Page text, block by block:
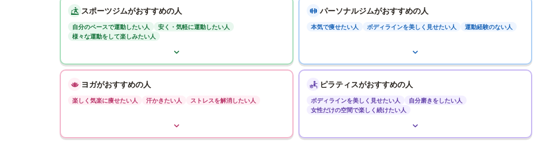
スポーツジムがおすすめの人
自分のペースで運動したい人
安く・気軽に運動したい人
様々な運動をして楽しみたい人
パーソナルジムがおすすめの人
本気で痩せたい人 ボディラインを美しく見せたい人 運動経験のない人
ヨガがおすすめの人
楽しく気楽に痩せたい人 汗かきたい人 ストレスを解消したい人
ピラティスがおすすめの人
ボディラインを美しく見せたい人
自分磨きをしたい人
女性だけの空間で楽しく続けたい人